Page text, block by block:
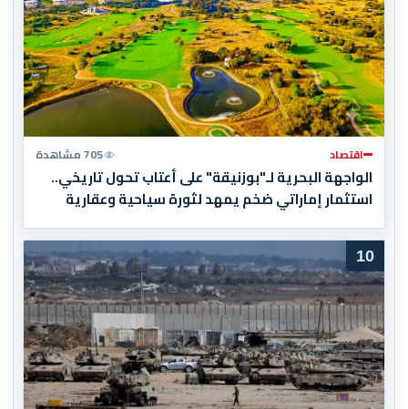
اقتصاد 705 مشاهدة
الواجهة البحرية لـ"بوزنيقة" على أعتاب تحول تاريخي..
استثمار إماراتي ضخم يمهد لثورة سياحية وعقارية
10